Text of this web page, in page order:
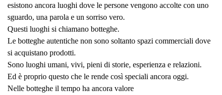
esistono ancora luoghi dove le persone vengono accolte con uno
sguardo, una parola e un sorriso vero.
Questi luoghi si chiamano botteghe.
Le botteghe autentiche non sono soltanto spazi commerciali dove
si acquistano prodotti.
Sono luoghi umani, vivi, pieni di storie, esperienza e relazioni.
Ed è proprio questo che le rende così speciali ancora oggi.
Nelle botteghe il tempo ha ancora valore